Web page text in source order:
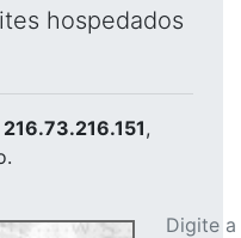
hospedados
216.73.216.151,
Digite